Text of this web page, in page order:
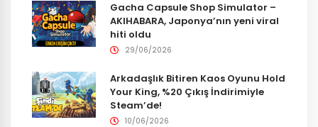
Gacha Capsule Shop Simulator –
AKIHABARA, Japonya’nın yeni viral
hiti oldu
29/06/2026
Arkadaşlık Bitiren Kaos Oyunu Hold
Your King, %20 Çıkış İndirimiyle
Steam’de!
10/06/2026